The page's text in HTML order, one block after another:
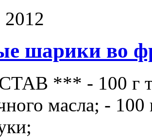
шарики во
*** - 100 г
масла; - 100